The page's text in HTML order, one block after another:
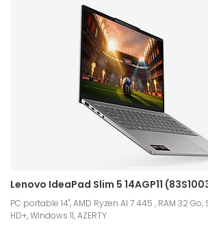
Lenovo IdeaPad Slim 5 14AGP11
PC portable 14", AMD Ryzen AI 7 445 , RAM 32 Go,
HD+, Windows 11, AZERTY